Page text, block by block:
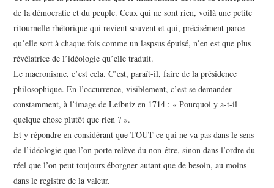
de la démocratie et du peuple. Ceux qui ne sont rien, voilà une petite
ritournelle rhétorique qui revient souvent et qui, précisément parce
qu’elle sort à chaque fois comme un laspsus épuisé, n’en est que plus
révélatrice de l’idéologie qu’elle traduit.
Le macronisme, c’est cela. C’est, paraît-il, faire de la présidence
philosophique. En l’occurrence, visiblement, c’est se demander
constamment, à l’image de Leibniz en 1714 : « Pourquoi y a-t-il
quelque chose plutôt que rien ? ».
Et y répondre en considérant que TOUT ce qui ne va pas dans le sens
de l’idéologie que l’on porte relève du non-être, sinon dans l’ordre du
réel que l’on peut toujours éborgner autant que de besoin, au moins
dans le registre de la valeur.